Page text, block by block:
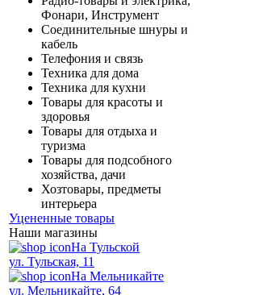
Фонари, Инструмент
Соединительные шнуры и
кабель
Телефония и связь
Техника для дома
Техника для кухни
Товары для красоты и
здоровья
Товары для отдыха и
туризма
Товары для подсобного
хозяйства, дачи
Хозтовары, предметы
интерьера
Уцененные товары
Наши магазины
На Тульской
ул. Тульская, 11
На Мельникайте
ул. Мельникайте, 64